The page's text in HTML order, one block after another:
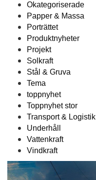
Okategoriserade
Papper & Massa
Porträttet
Produktnyheter
Projekt
Solkraft
Stål & Gruva
Tema
toppnyhet
Toppnyhet stor
Transport & Logistik
Underhåll
Vattenkraft
Vindkraft